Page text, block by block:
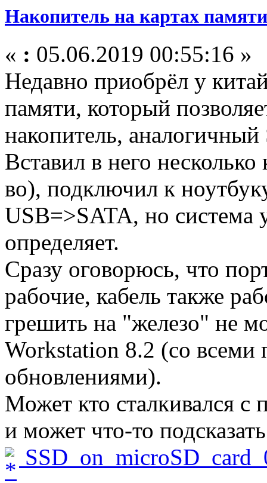
Накопитель на картах
« : 05.06.2019 00:55:16 »
Недавно приобрёл у
памяти, который
накопитель,
Вставил в него
во), подключил к
USB=>SATA, но система
определяет.
Сразу оговорюсь, что
рабочие, кабель также
грешить на "железо" не
Workstation 8.2 (со всеми
обновлениями).
Может кто сталкивался
и может что-то